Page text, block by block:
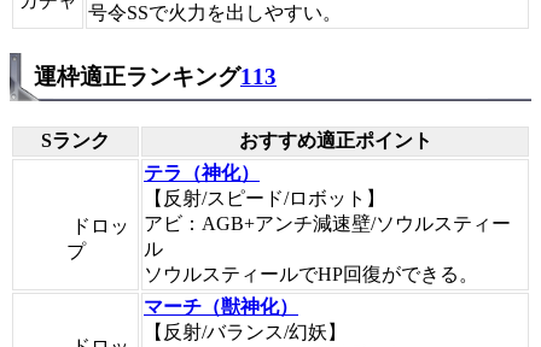
号令SSで火力を出しやすい。
運枠適正ランキング113
Sランク おすすめ適正ポイント
ドロッ
プ
テラ（神化）
【反射/スピード/ロボット】
アビ：AGB+アンチ減速壁/ソウルスティー
ル
ソウルスティールでHP回復ができる。
マーチ（獣神化）
【反射/バランス/幻妖】